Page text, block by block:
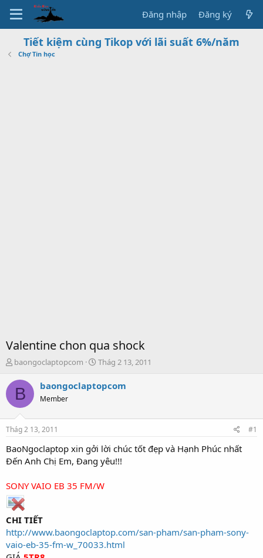
Đăng nhập Đăng ký
Tiết kiệm cùng Tikop với lãi suất 6%/năm
Chợ Tin học
Valentine chon qua shock
T
r
a
s
t
a
r
t
r
baongoclaptopcom
S
a
e
Thág 2 13, 2011
B baongoclaptopcom
Member
Thág 2 13, 2011 #1
BaoNgoclaptop xin gởi lời chúc tốt đẹp và Hạnh Phúc nhất
Đến Anh Chị Em, Đang yêu!!!
SONY VAIO EB 35 FM/W
CHI TIẾT
http://www.baongoclaptop.com/san-pham/san-pham-sony-
vaio-eb-35-fm-w_70033.html